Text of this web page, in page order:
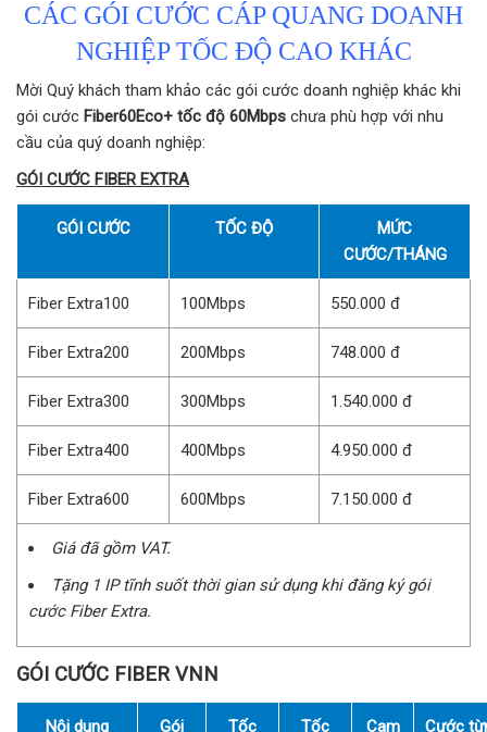
CÁC GÓI CƯỚC CÁP QUANG DOANH
NGHIỆP TỐC ĐỘ CAO KHÁC
Mời Quý khách tham khảo các gói cước doanh nghiệp khác khi
gói cước Fiber60Eco+ tốc độ 60Mbps chưa phù hợp với nhu
cầu của quý doanh nghiệp:
GÓI CƯỚC FIBER EXTRA
GÓI CƯỚC TỐC ĐỘ
MỨC
CƯỚC/THÁNG
Fiber Extra100 100Mbps 550.000 đ
Fiber Extra200 200Mbps 748.000 đ
Fiber Extra300 300Mbps 1.540.000 đ
Fiber Extra400 400Mbps 4.950.000 đ
Fiber Extra600 600Mbps 7.150.000 đ
Giá đã gồm VAT.
Tặng 1 IP tĩnh suốt thời gian sử dụng khi đăng ký gói
cước Fiber Extra.
GÓI CƯỚC FIBER VNN
Nội dung Gói Tốc Tốc Cam Cước